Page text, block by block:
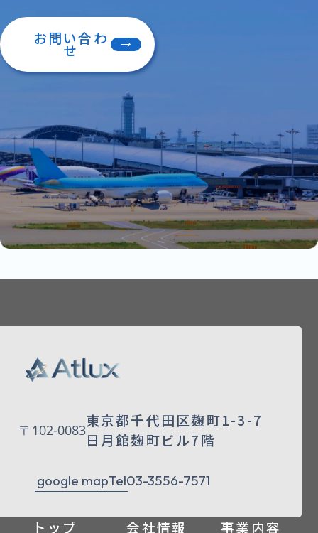
お問い合わ
せ
〒102-0083
東京都千代田区麹町1-3-7
日月館麹町ビル7階
google mapTel03-3556-7571
トップ 会社情報 事業内容